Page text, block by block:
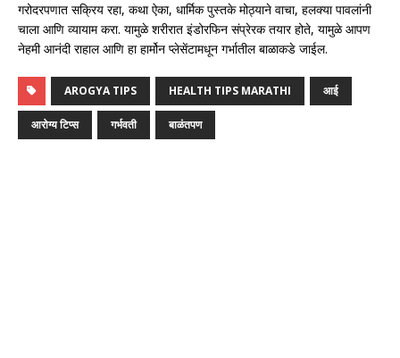
गरोदरपणात सक्रिय रहा, कथा ऐका, धार्मिक पुस्तके मोठ्याने वाचा, हलक्या पावलांनी
चाला आणि व्यायाम करा. यामुळे शरीरात इंडोरफिन संप्रेरक तयार होते, यामुळे आपण
नेहमी आनंदी राहाल आणि हा हार्मोन प्लेसेंटामधून गर्भातील बाळाकडे जाईल.
AROGYA TIPS HEALTH TIPS MARATHI आई
आरोग्य टिप्स गर्भवती बाळंतपण